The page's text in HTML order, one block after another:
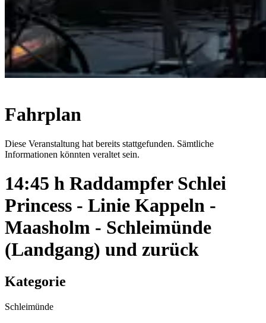
Fahrplan
Diese Veranstaltung hat bereits stattgefunden. Sämtliche
Informationen könnten veraltet sein.
14:45 h Raddampfer Schlei
Princess - Linie Kappeln -
Maasholm - Schleimünde
(Landgang) und zurück
Kategorie
Schleimünde